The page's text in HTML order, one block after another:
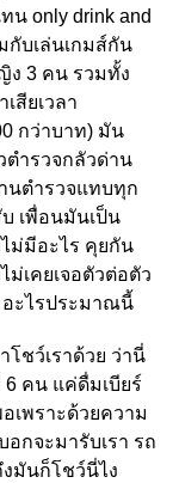
น only drink and
กับเล่นเกมส์กัน
ง 3 คน รวมทั้ง
สียเวลา
กว่าบาท) มัน
ตำรวจกลัวด่าน
นตำรวจแทบทุก
เพื่อนมันเป็น
ม่มีอะไร คุยกัน
เคยเจอตัวต่อตัว
อะไรประมาณนี้
ชว์เราด้วย ว่านี่
คน แค่ดื่มเบียร์
เพราะด้วยความ
อกจะมารับเรา รถ
มันก็โชว์นี่ไง